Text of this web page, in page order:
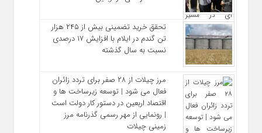
تحقق خرید تضمینی بیش از ۲۴۵ هزار
تن گندم در ایلام با افزایش ۱۷ درصدی
نسبت به سال گذشته
مرز چیلات از ۲۸ صفر برای تردد زائران
فعال می‌ شود | توسعه زیرساخت‌ ها و
اقتصاد اربعین در دستور کار دولت است
| رونمایی از مهر رسمی گذرنامه مرز
زمینی چیلات